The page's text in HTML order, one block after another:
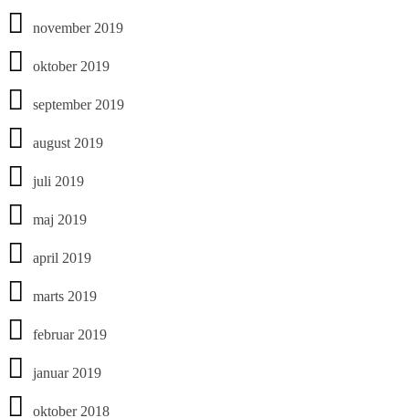
november 2019
oktober 2019
september 2019
august 2019
juli 2019
maj 2019
april 2019
marts 2019
februar 2019
januar 2019
oktober 2018